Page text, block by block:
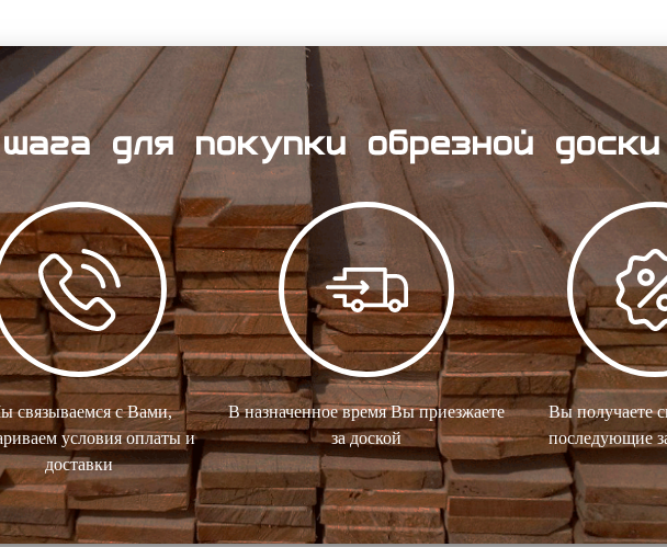
для покупки обрезной доски
связываемся с Вами,
условия оплаты и
доставки
В назначенное время Вы приезжаете
за доской
Вы получаете
последующие